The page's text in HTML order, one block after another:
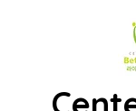
Contact Us